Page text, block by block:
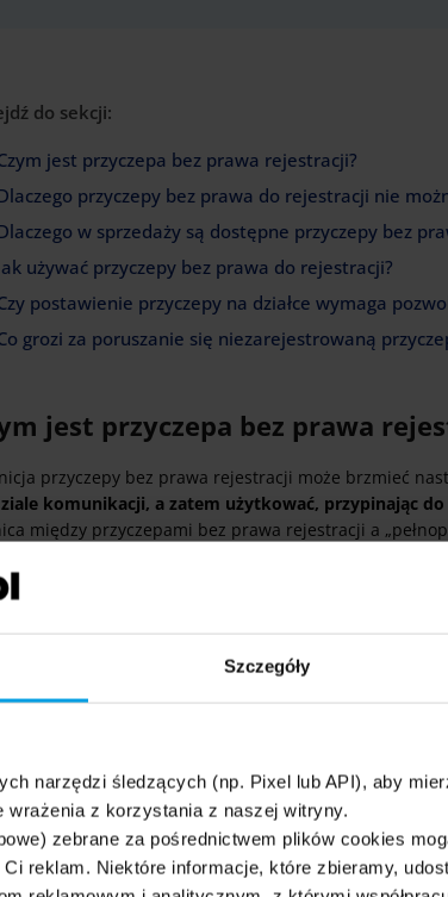
Szczegóły
narzędzi śledzących (np. Pixel lub API), aby
wrażenia z korzystania z naszej witryny.
zebrane za pośrednictwem plików cookies
reklam. Niektóre informacje, które zbieramy,
do sekcji:
jest przyczepa bez prawa rejestracji?
przyczepy bez prawa do rejestracji nie
w sprzedaży są dostępne przyczepy bez
używać przyczepy bez prawa do rejestracji?
postawienie przyczepy na działce wymaga
grozi za poruszanie się niezarejestrowaną
jest przyczepa bez prawa
przyczepy bez prawa rejestracji może brzmieć
komunikacji, a zatem użytkować, przypinając
między przyczepami bez prawa rejestracji a
Różnic między przyczepami bez prawa do
drogach, jest więcej. Przyczepy kempingowe
technicznego, nie trzeba dla nich kupować OC
one dużo tańsze od przyczep, które można